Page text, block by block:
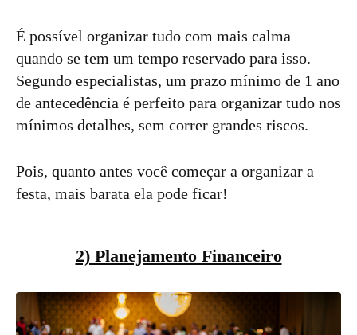
É possível organizar tudo com mais calma
quando se tem um tempo reservado para isso.
Segundo especialistas, um prazo mínimo de 1 ano
de antecedência é perfeito para organizar tudo nos
mínimos detalhes, sem correr grandes riscos.
Pois, quanto antes você começar a organizar a
festa, mais barata ela pode ficar!
2) Planejamento Financeiro